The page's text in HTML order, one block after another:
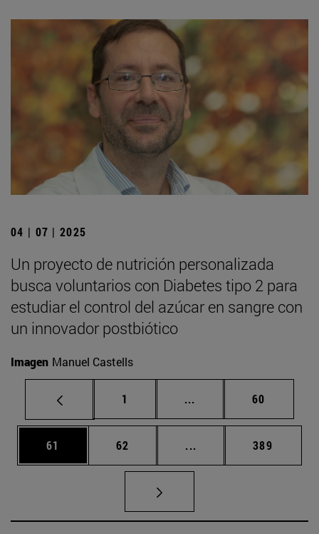
04 | 07 | 2025
Un proyecto de nutrición personalizada
busca voluntarios con Diabetes tipo 2 para
estudiar el control del azúcar en sangre con
un innovador postbiótico
Imagen Manuel Castells
Página
1 ... Páginas intermedias
Página
60
Página
61 Página
62 ... Páginas intermedias
Página
389